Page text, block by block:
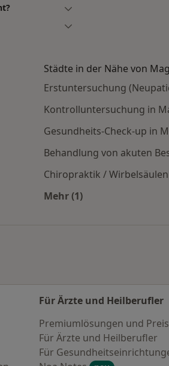
Städte in der Nähe von
Erstuntersuchung
Kontrolluntersuchung in
Gesundheits-Check-up in
Behandlung von akuten
Chiropraktik /
Mehr (1)
Für Ärzte und Heilberufler
Premiumlösungen und
Für Ärzte und Heilberufler
Für